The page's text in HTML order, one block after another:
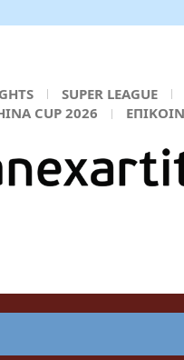
SUPER LEAGUE
CUP 2026